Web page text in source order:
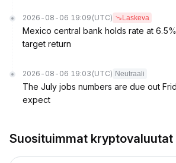
2026-08-06 19:09 (UTC) Laskeva
Mexico central bank holds rate at
target return
2026-08-06 19:03 (UTC) Neutraali
The July jobs numbers are due out
expect
Suosituimmat kryptovaluutat